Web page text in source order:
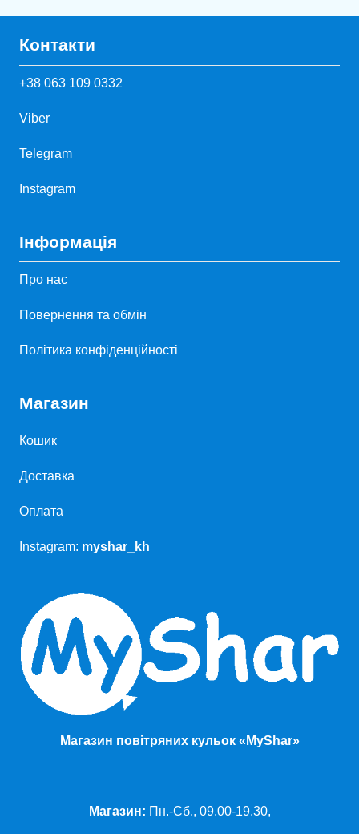
Контакти
+38 063 109 0332
Viber
Telegram
Instagram
Інформація
Про нас
Повернення та обмін
Політика конфіденційності
Магазин
Кошик
Доставка
Оплата
Instagram: myshar_kh
Магазин повітряних кульок «MyShar»
Магазин: Пн.-Сб., 09.00-19.30,